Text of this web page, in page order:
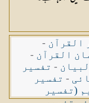
القرآن -
القرآن -
- تفسیر
- تفسیر
(تفسیر